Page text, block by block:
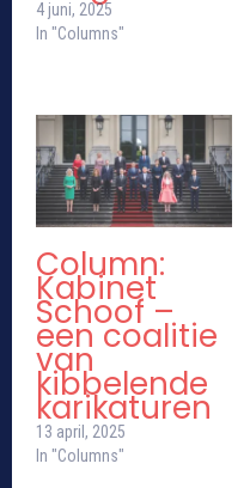
4 juni, 2025
In "Columns"
Column:
Kabinet
Schoof –
een coalitie
van
kibbelende
karikaturen
13 april, 2025
In "Columns"